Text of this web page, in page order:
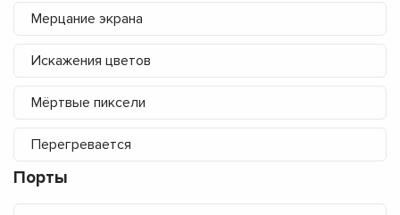
Мерцание экрана
Искажения цветов
Мёртвые пиксели
Перегревается
Порты